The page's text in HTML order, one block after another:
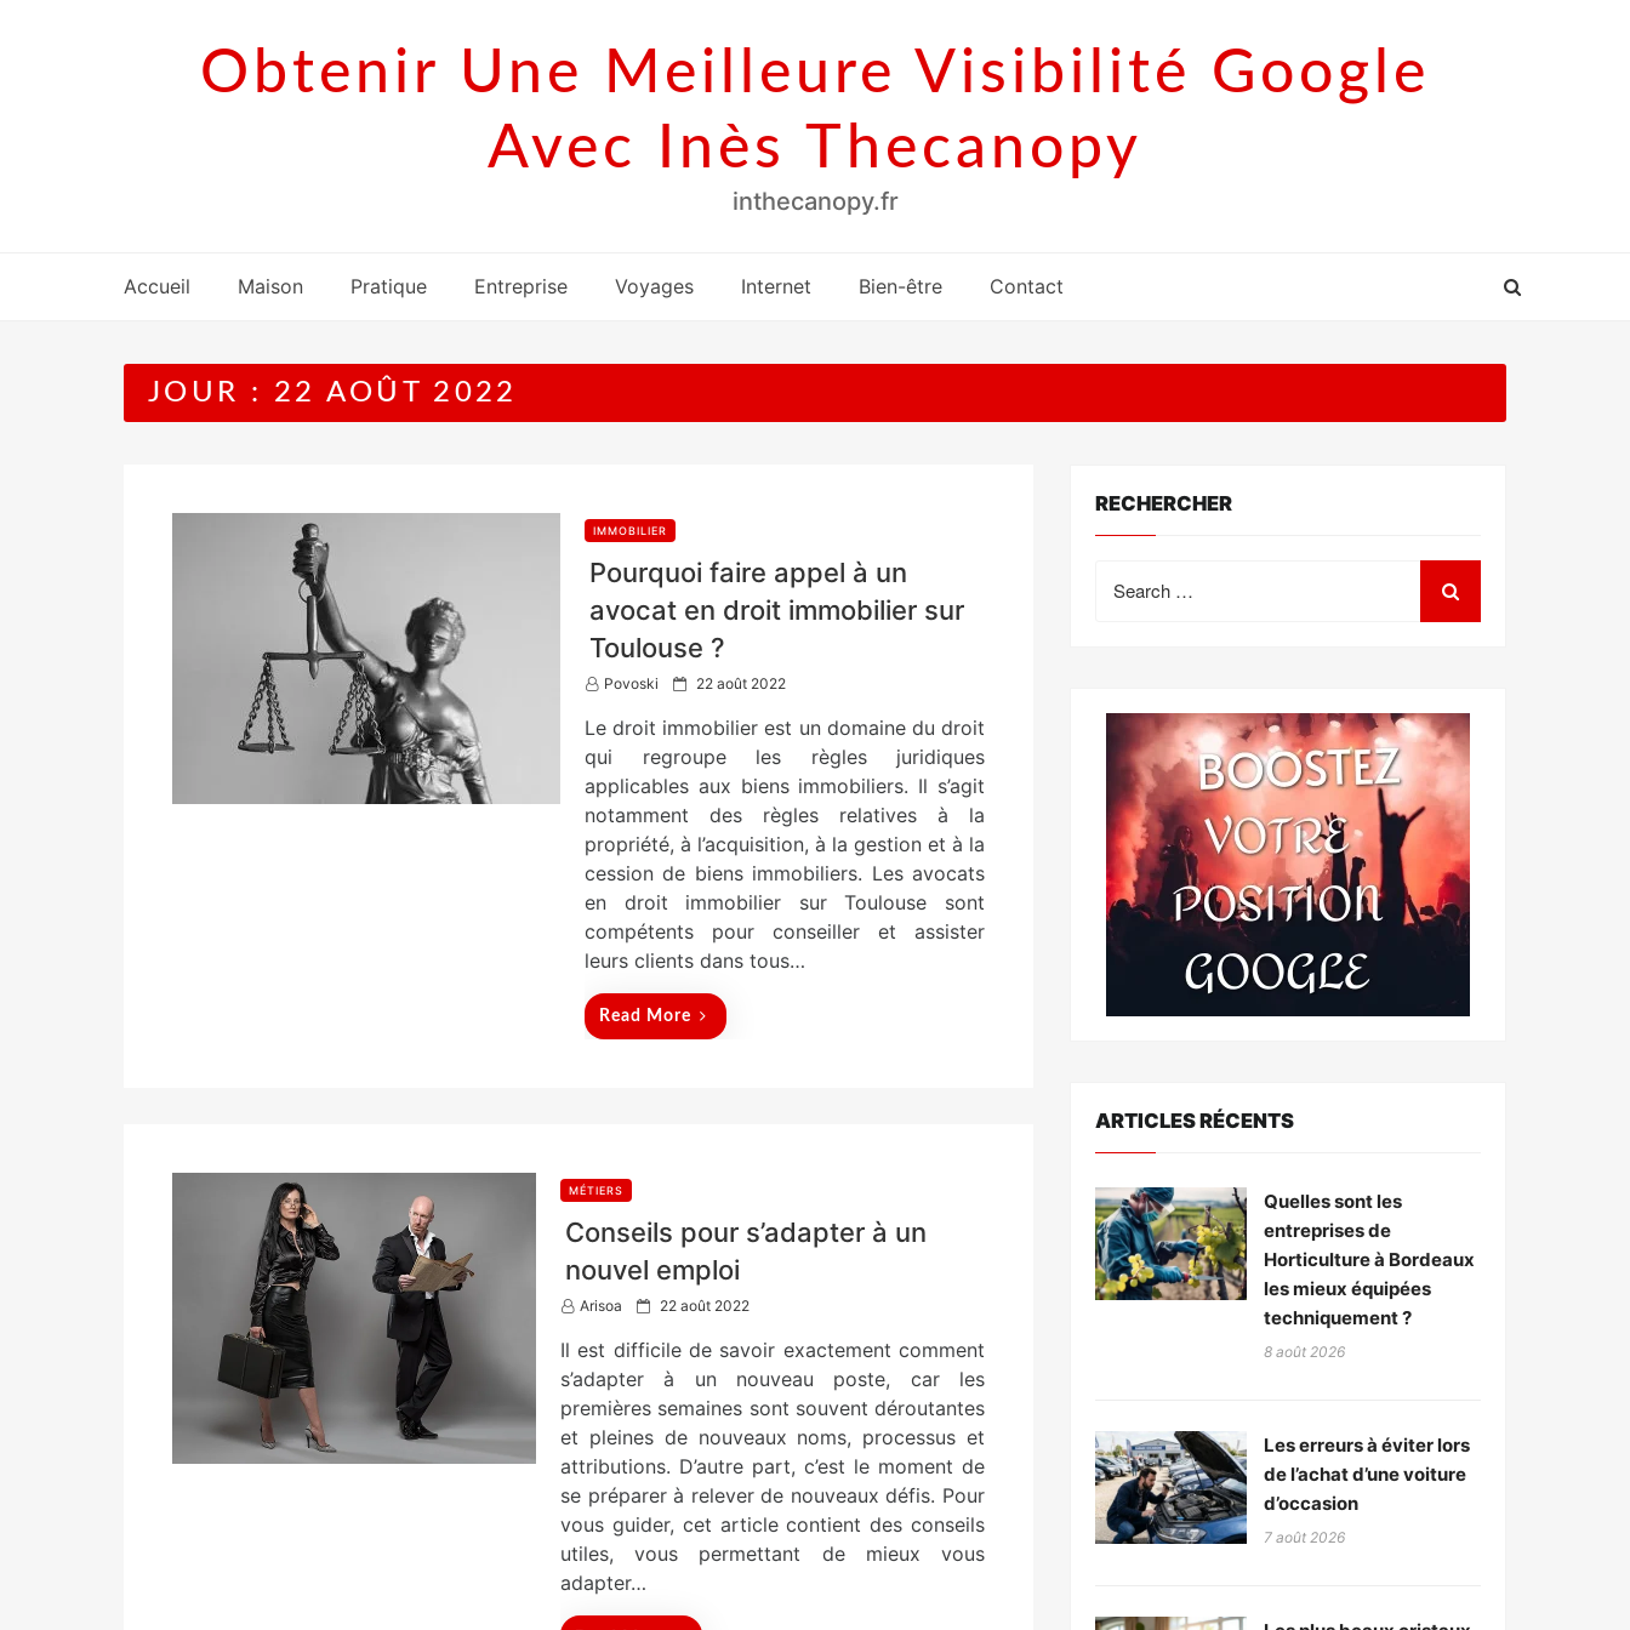
Obtenir Une Meilleure Visibilité Google
Avec Inès Thecanopy
inthecanopy.fr
Accueil Maison Pratique Entreprise Voyages Internet Bien-être Contact
JOUR : 22 AOÛT 2022
IMMOBILIER
Pourquoi faire appel à un
avocat en droit immobilier sur
Toulouse ?
Povoski
P
s
e
d
o
n
22 août 2022
Le droit immobilier est un domaine du droit
qui regroupe les règles juridiques
applicables aux biens immobiliers. Il s’agit
notamment des règles relatives à la
propriété, à l’acquisition, à la gestion et à la
cession de biens immobiliers. Les avocats
en droit immobilier sur Toulouse sont
compétents pour conseiller et assister
leurs clients dans tous…
Read More
MÉTIERS
Conseils pour s’adapter à un
nouvel emploi
Arisoa
P
s
d
o
22 août 2022
Il est difficile de savoir exactement comment
s’adapter à un nouveau poste, car les
premières semaines sont souvent déroutantes
et pleines de nouveaux noms, processus et
attributions. D’autre part, c’est le moment de
se préparer à relever de nouveaux défis. Pour
vous guider, cet article contient des conseils
utiles, vous permettant de mieux vous
adapter…
RECHERCHER
for:
ARTICLES RÉCENTS
Quelles sont les
entreprises de
Horticulture à Bordeaux
les mieux équipées
techniquement ?
8 août 2026
Les erreurs à éviter lors
de l’achat d’une voiture
d’occasion
7 août 2026